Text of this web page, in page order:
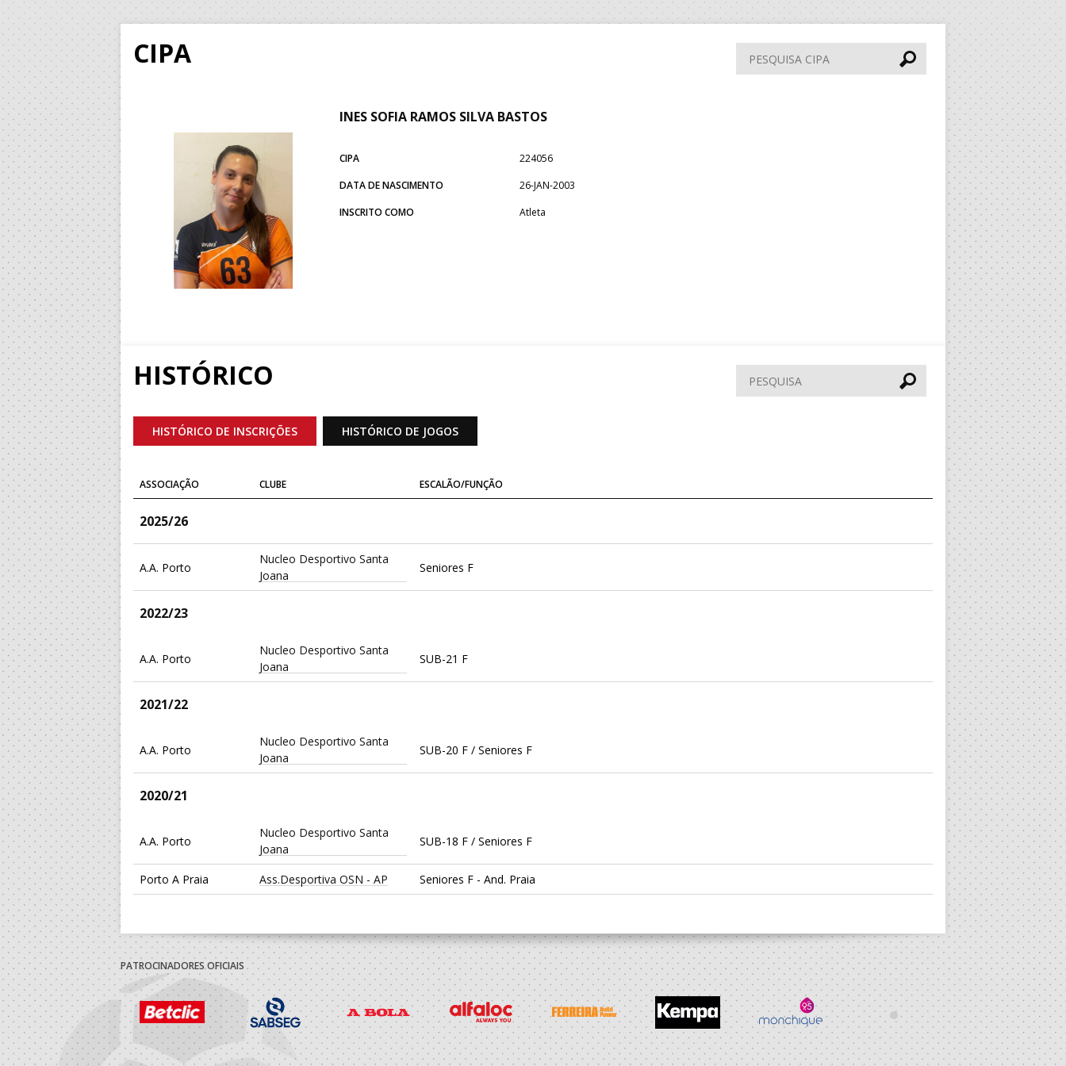
CIPA
Pesquisa
CIPA
INES SOFIA RAMOS SILVA BASTOS
CIPA
224056
DATA DE NASCIMENTO
26-JAN-2003
INSCRITO COMO
Atleta
HISTÓRICO Pesquisar
HISTÓRICO DE INSCRIÇÕES HISTÓRICO DE JOGOS
ASSOCIAÇÃO CLUBE ESCALÃO/FUNÇÃO
2025/26
A.A. Porto
Nucleo Desportivo Santa
Joana
Seniores F
2022/23
A.A. Porto
Nucleo Desportivo Santa
Joana
SUB-21 F
2021/22
A.A. Porto
Nucleo Desportivo Santa
Joana
SUB-20 F / Seniores F
2020/21
A.A. Porto
Nucleo Desportivo Santa
Joana
SUB-18 F / Seniores F
Porto A Praia Ass.Desportiva OSN - AP Seniores F - And. Praia
A.A. Porto
Nucleo Desportivo Santa
Joana
Juniores F / Seniores F
2018/19
Porto A Praia Ass.Desportiva OSN - AP SUB 18 F - And Praia
PATROCINADORES OFICIAIS